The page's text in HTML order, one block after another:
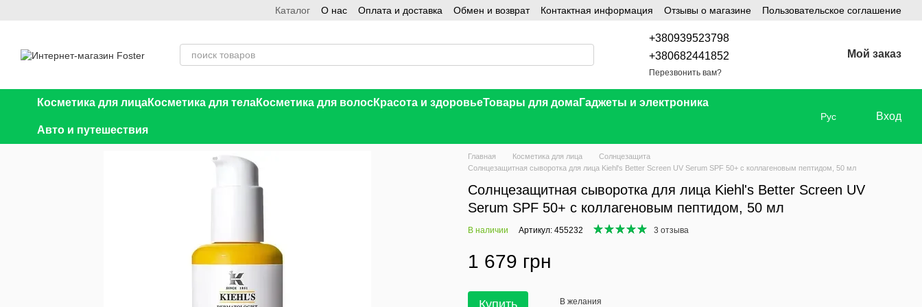
Каталог О нас Оплата и доставка Обмен и возврат Контактная информация Отзывы о магазине Пользовательское соглашение
+380939523798
+380682441852
Перезвонить вам?
Мой заказ
Косметика для лицаКосметика для телаКосметика для волосКрасота и здоровьеТовары для домаГаджеты и электроника
Авто и путешествия
Рус Вход
Главная Косметика для лица
Солнцезащита
Солнцезащитная сыворотка для лица Kiehl's Better Screen UV Serum SPF 50+ с коллагеновым пептидом, 50 мл
Солнцезащитная сыворотка для лица Kiehl's Better Screen UV
Serum SPF 50+ с коллагеновым пептидом, 50 мл
В наличии Артикул: 455232 3 отзыва
1 679 грн
В желания
Купить